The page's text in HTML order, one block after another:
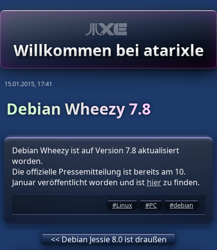
Willkommen bei atarixle
15.01.2015, 17:41
Debian Wheezy 7.8
Debian Wheezy ist auf Version 7.8 aktualisiert
worden.
Die offizielle Pressemitteilung ist bereits am 10.
Januar veröffentlicht worden und ist hierzu finden.
Linux PC debian
<< Debian Jessie 8.0 ist draußen